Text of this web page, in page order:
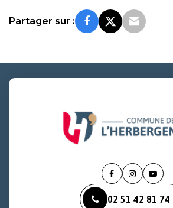
Partager sur :
Lien
le
Lien
le
Lien
la
02 51 42 81 74